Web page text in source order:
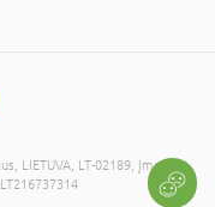
LIETUVA, LT-02189, Įmonės